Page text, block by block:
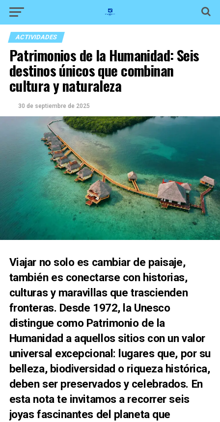
ACTIVIDADES
Patrimonios de la Humanidad: Seis
destinos únicos que combinan
cultura y naturaleza
30 de septiembre de 2025
Viajar no solo es cambiar de paisaje,
también es conectarse con historias,
culturas y maravillas que trascienden
fronteras. Desde 1972, la Unesco
distingue como Patrimonio de la
Humanidad a aquellos sitios con un valor
universal excepcional: lugares que, por su
belleza, biodiversidad o riqueza histórica,
deben ser preservados y celebrados. En
esta nota te invitamos a recorrer seis
joyas fascinantes del planeta que